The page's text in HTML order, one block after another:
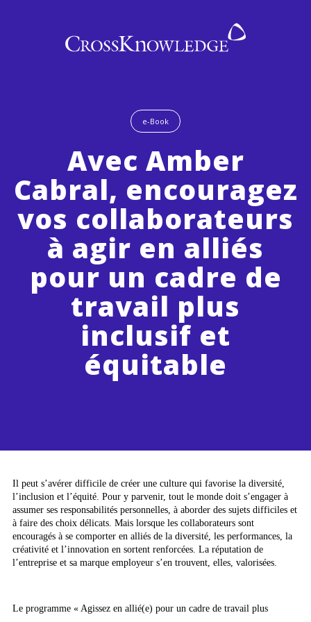
e-Book
Avec Amber
Cabral, encouragez
vos collaborateurs
à agir en alliés
pour un cadre de
travail plus
inclusif et
équitable
Il peut s’avérer difficile de créer une culture qui favorise la diversité,
l’inclusion et l’équité. Pour y parvenir, tout le monde doit s’engager à
assumer ses responsabilités personnelles, à aborder des sujets difficiles et
à faire des choix délicats. Mais lorsque les collaborateurs sont
encouragés à se comporter en alliés de la diversité, les performances, la
créativité et l’innovation en sortent renforcées. La réputation de
l’entreprise et sa marque employeur s’en trouvent, elles, valorisées.
Le programme « Agissez en allié(e) pour un cadre de travail plus